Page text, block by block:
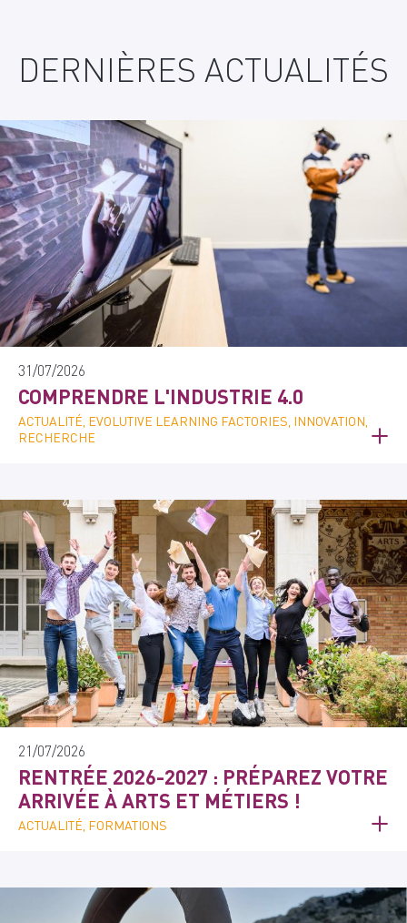
DERNIÈRES ACTUALITÉS
31/07/2026
COMPRENDRE L'INDUSTRIE 4.0
ACTUALITÉ, EVOLUTIVE LEARNING FACTORIES, INNOVATION,
RECHERCHE
21/07/2026
RENTRÉE 2026-2027 : PRÉPAREZ VOTRE
ARRIVÉE À ARTS ET MÉTIERS !
ACTUALITÉ, FORMATIONS